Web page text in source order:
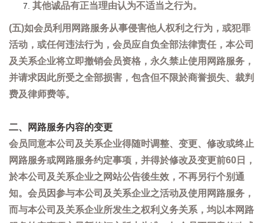
其他诚品有正当理由认为不适当之行为。
(五)如会员利用网路服务从事侵害他人权利之行为，或犯罪
活动，或任何违法行为，会员应自负全部法律责任，本公司
及关系企业将立即撤销会员资格，永久禁止使用网路服务，
并请求因此所受之全部损害，包含但不限於商誉损失、裁判
费及律师费等。
二、网路服务内容的变更
会员同意本公司及关系企业得随时调整、变更、修改或终止
网路服务或网路服务约定事项，并得於修改及变更前60日，
於本公司及关系企业之网站公告後生效，不再另行个别通
知。会员因参与本公司及关系企业之活动及使用网路服务，
而与本公司及关系企业所发生之权利义务关系，均以本网路